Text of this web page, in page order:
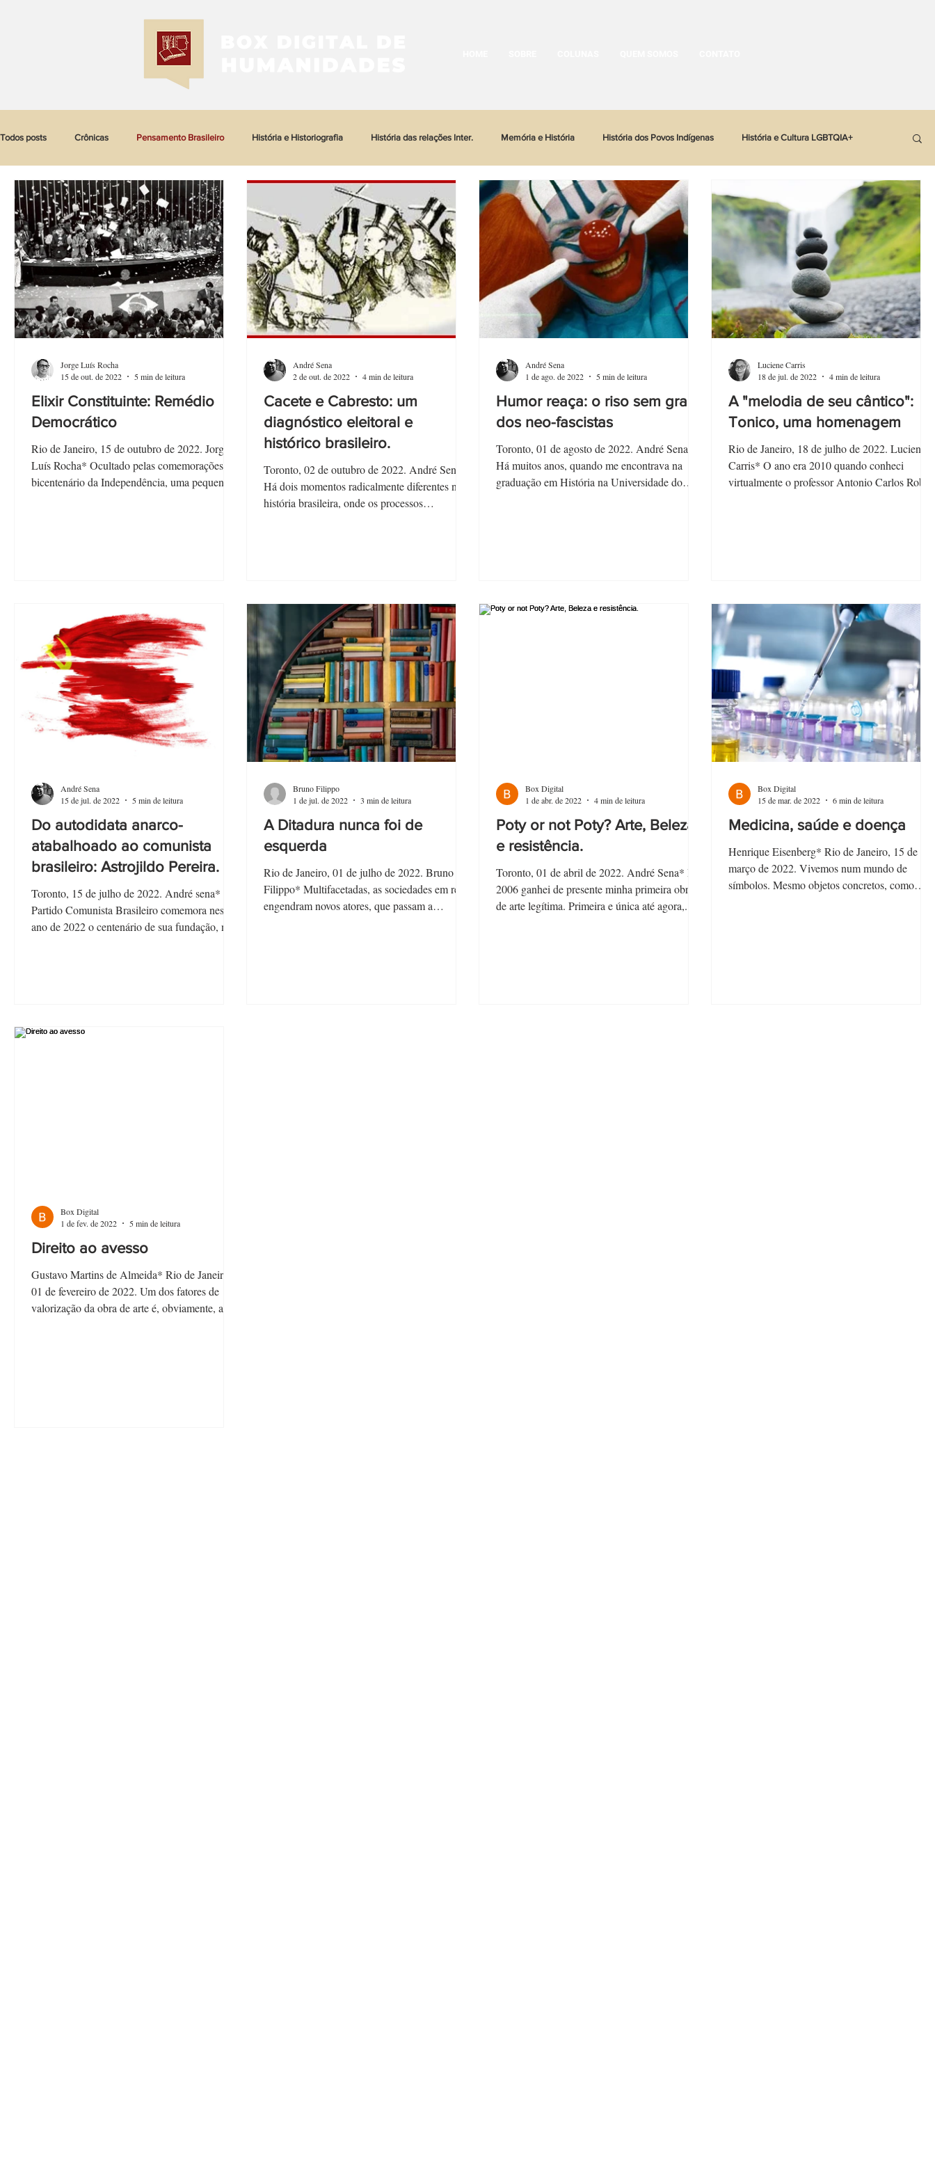
Todos posts Crônicas Pensamento Brasileiro História e Historiografia História das relações Inter. Memória e História História dos Povos Indígenas História e Cultura LGBTQIA+
Historia da Negritude História das Mulheres e dos Femi... História Urbana História das Imagens História Política História Latinoamericana
História da Arquitetura História das ditaduras História da arte História da moda História do trabalho Literatura
Elixir Constituinte: Remédio
Democrático
Rio de Janeiro, 15 de outubro de 2022. Jorge
Luís Rocha* Ocultado pelas comemorações do
bicentenário da Independência, uma pequena...
Jorge Luís Rocha
15 de out. de 2022
5 min de leitura
Cacete e Cabresto: um
diagnóstico eleitoral e
histórico brasileiro.
Toronto, 02 de outubro de 2022. André Sena*
Há dois momentos radicalmente diferentes na
história brasileira, onde os processos
André Sena
2 de out. de 2022
4 min de leitura
Humor reaça: o riso sem graça
dos neo-fascistas
Toronto, 01 de agosto de 2022. André Sena*
Há muitos anos, quando me encontrava na
graduação em História na Universidade do
André Sena
1 de ago. de 2022
5 min de leitura
A "melodia de seu cântico":
Tonico, uma homenagem
Rio de Janeiro, 18 de julho de 2022. Luciene
Carris* O ano era 2010 quando conheci
virtualmente o professor Antonio Carlos Robert
Luciene Carris
18 de jul. de 2022
4 min de leitura
Do autodidata anarco-
atabalhoado ao comunista
brasileiro: Astrojildo Pereira.
Toronto, 15 de julho de 2022. André sena* O
Partido Comunista Brasileiro comemora neste
ano de 2022 o centenário de sua fundação, na...
André Sena
15 de jul. de 2022
5 min de leitura
A Ditadura nunca foi de
esquerda
Rio de Janeiro, 01 de julho de 2022. Bruno
Filippo* Multifacetadas, as sociedades em rede
engendram novos atores, que passam a
Bruno Filippo
1 de jul. de 2022
3 min de leitura
Poty or not Poty? Arte, Beleza
e resistência.
Toronto, 01 de abril de 2022. André Sena* Em
2006 ganhei de presente minha primeira obra
de arte legítima. Primeira e única até agora,...
Box Digital
1 de abr. de 2022
4 min de leitura
Medicina, saúde e doença
Henrique Eisenberg* Rio de Janeiro, 15 de
março de 2022. Vivemos num mundo de
símbolos. Mesmo objetos concretos, como
Box Digital
15 de mar. de 2022
6 min de leitura
Direito ao avesso
Gustavo Martins de Almeida* Rio de Janeiro,
01 de fevereiro de 2022. Um dos fatores de
valorização da obra de arte é, obviamente, a ...
Box Digital
1 de fev. de 2022
5 min de leitura